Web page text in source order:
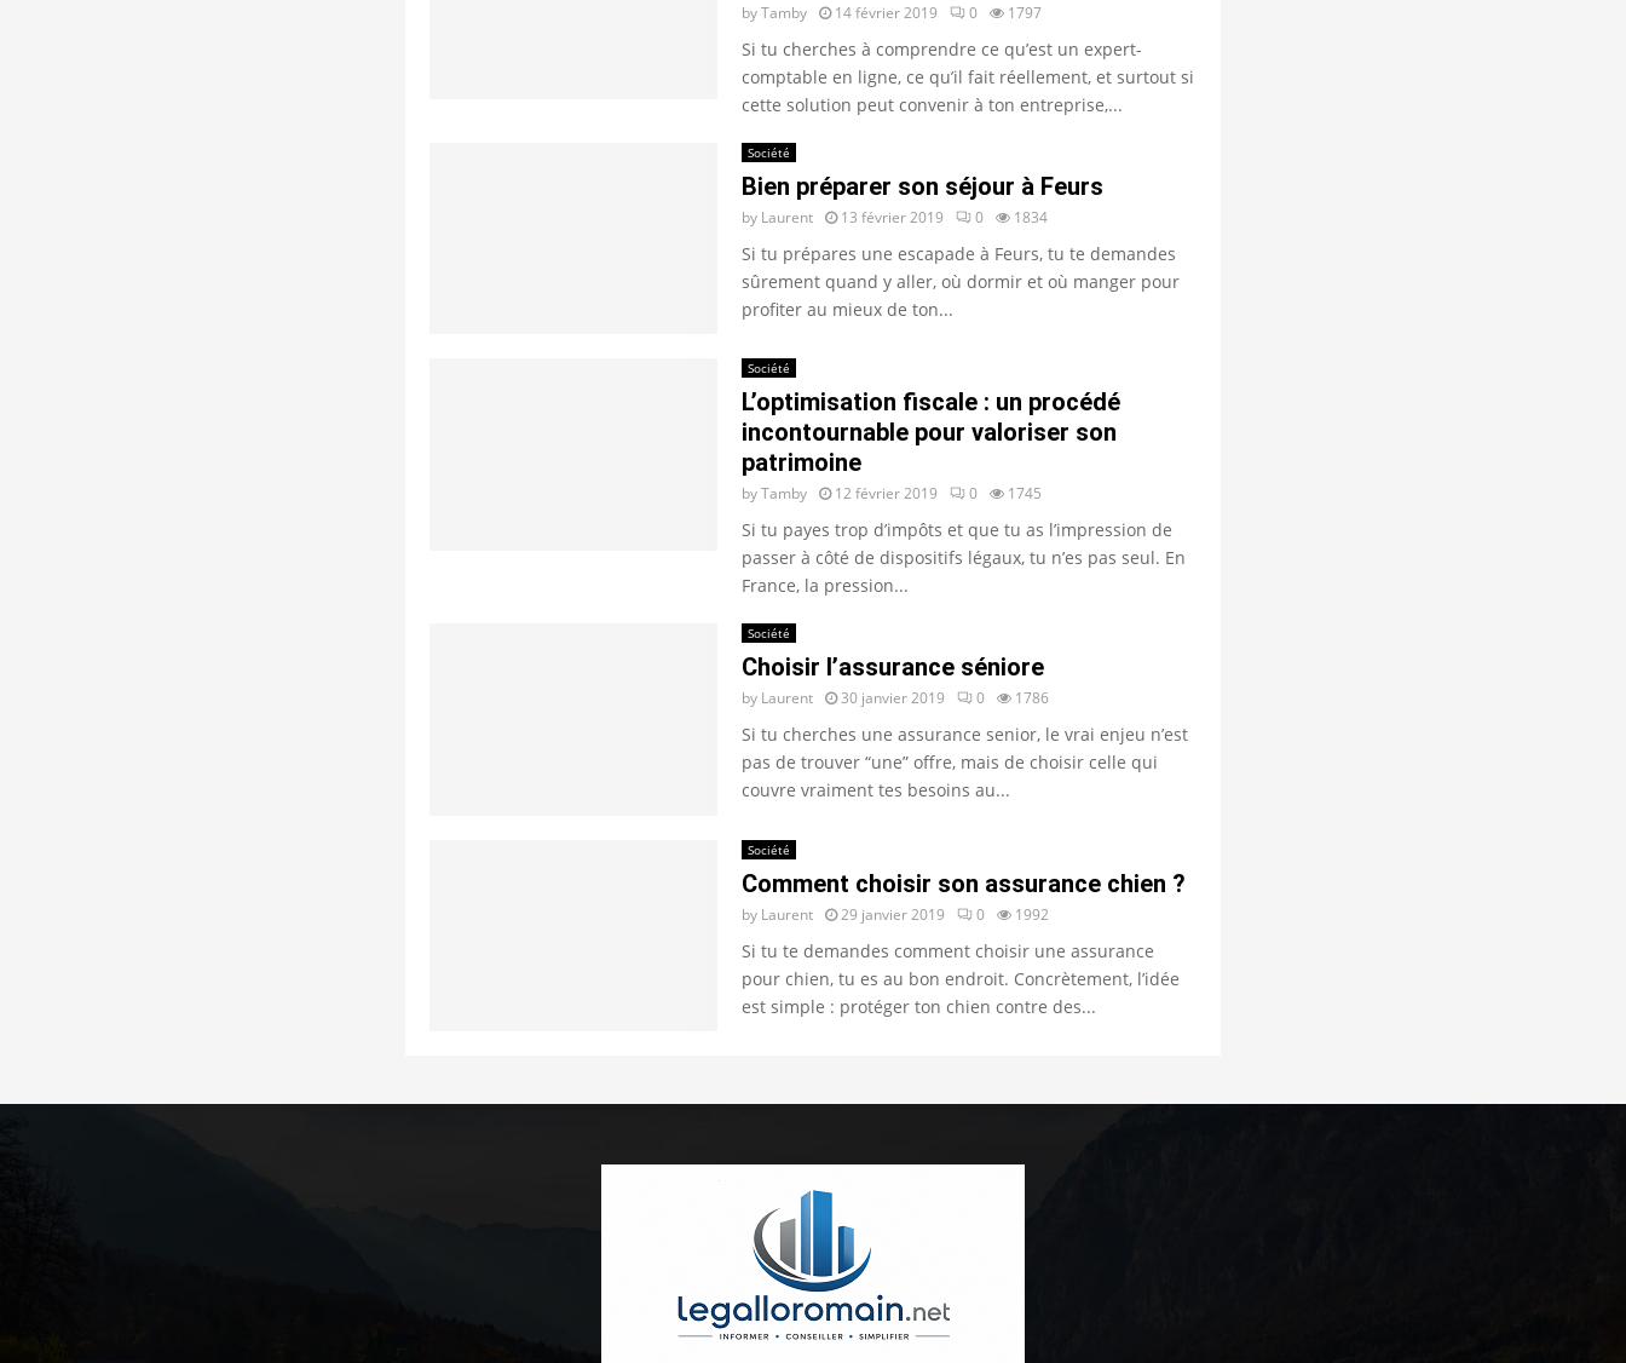
byTamby 14 février 2019 0 1797
Si tu cherches à comprendre ce qu’est un expert-
comptable en ligne, ce qu’il fait réellement, et surtout si
cette solution peut convenir à ton entreprise,...
Société
Bien préparer son séjour à Feurs
by Laurent 13 février 2019 0 1834
Si tu prépares une escapade à Feurs, tu te demandes
sûrement quand y aller, où dormir et où manger pour
profiter au mieux de ton...
Société
L’optimisation fiscale : un procédé
incontournable pour valoriser son
patrimoine
byTamby 12 février 2019 0 1745
Si tu payes trop d’impôts et que tu as l’impression de
passer à côté de dispositifs légaux, tu n’es pas seul. En
France, la pression...
Société
Choisir l’assurance séniore
by Laurent 30 janvier 2019 0 1786
Si tu cherches une assurance senior, le vrai enjeu n’est
pas de trouver “une” offre, mais de choisir celle qui
couvre vraiment tes besoins au...
Société
Comment choisir son assurance chien ?
by Laurent 29 janvier 2019 0 1992
Si tu te demandes comment choisir une assurance
pour chien, tu es au bon endroit. Concrètement, l’idée
est simple : protéger ton chien contre des...